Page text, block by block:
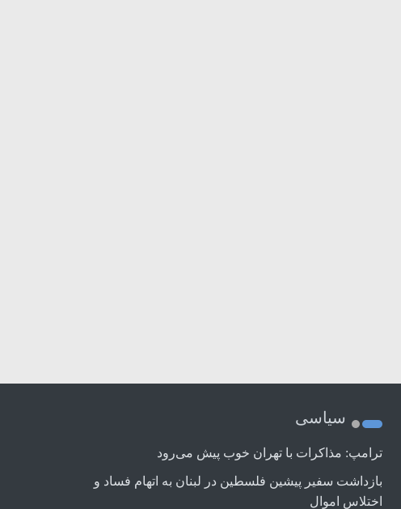
سیاسی
ترامپ: مذاکرات با تهران خوب پیش می‌رود
بازداشت سفیر پیشین فلسطین در لبنان به اتهام فساد و
اختلاس اموال